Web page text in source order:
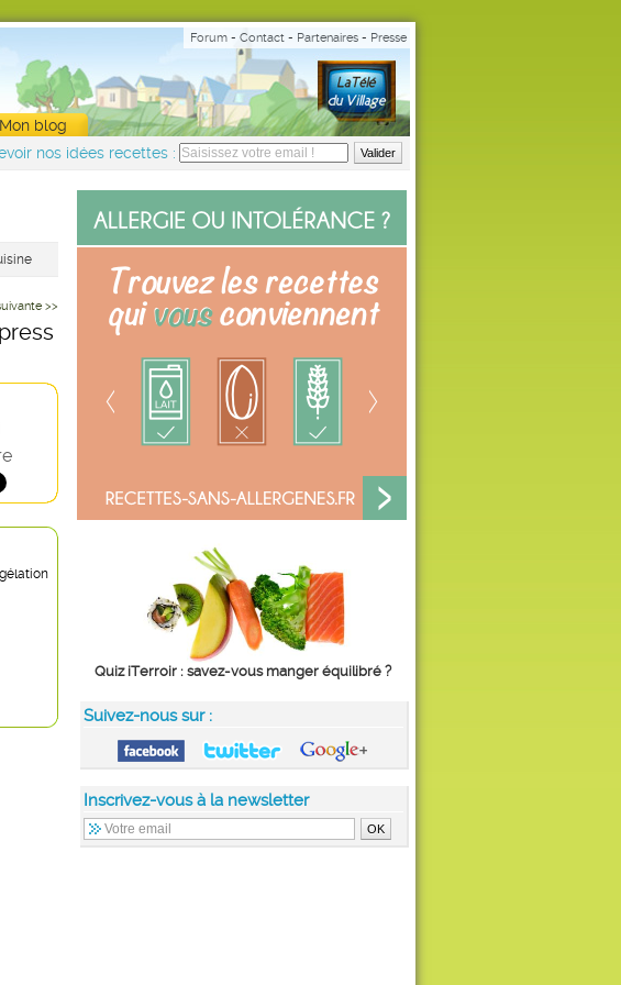
Forum - Contact - Partenaires - Presse
Mon blog
nos idées recettes :
Quiz iTerroir : savez-vous manger équilibré ?
Suivez-nous sur :
Inscrivez-vous à la newsletter
>>